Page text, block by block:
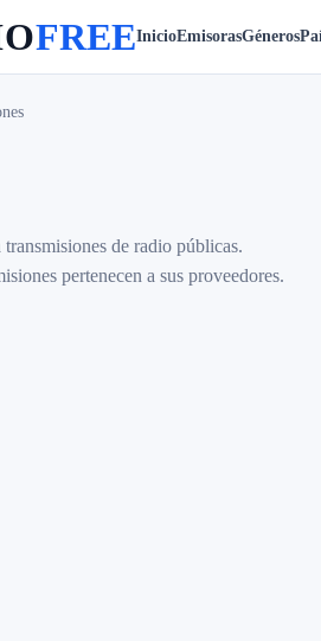
FREEInicioEmisorasGéneros
de radio públicas.
pertenecen a sus proveedores.